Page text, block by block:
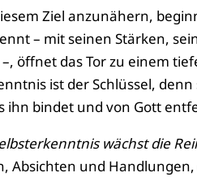
Ziel anzunähern,
– mit seinen Stärken,
öffnet das Tor zu einem
ist der Schlüssel,
ihn bindet und von Gott
wächst die
Absichten und